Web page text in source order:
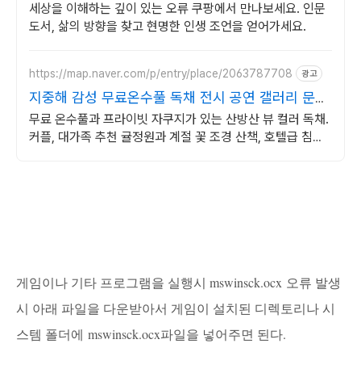
세상을 이해하는 깊이 있는 오류 쿠팡에서 만나보세요. 인문
도서, 삶의 방향을 찾고 현명한 인생 조언을 얻어가세요.
https://map.naver.com/p/entry/place/2063787708 광고
지중해 감성 무료온수풀 독채 전시 공연 갤러리 문화
공간
무료 온수풀과 프라이빗 자쿠지가 있는 산방산 뷰 컬러 독채.
커플, 대가족 추천 귤정원과 계절 꽃 조경 산책, 호텔급 침구
게임이나 기타 프로그램을 실행시 mswinsck.ocx 오류 발생
시 아래 파일을 다운받아서 게임이 설치된 디렉토리나 시
스템 폴더에 mswinsck.ocx파일을 넣어주면 된다.